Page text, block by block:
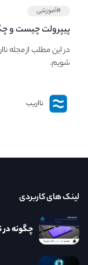
#آموزشی
پیپر‌ولت چیست و
PaperWallet
در این مطلب از مجله
شویم.
نااریب
لینک های کاربردی
چگونه در